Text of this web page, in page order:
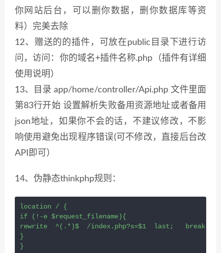
你网站后台，可以删你数据，删你数据库等资
料）完美去除
12、赠送的的插件，可放在public目录下进行访
问，访问：你的域名+插件名称.php（插件有详细
使用说明）
13、目录 app/home/controller/Api.php 文件里面
第83行开始 设置解析失败备用资源地址或者备用
json地址，如果你不会的话，不建议修改，不影
响使用避免出现程序错误(可不修改，直接后台改
API即可）
14、伪静态thinkphp规则：
location / {
if (!-e $request_filename){
rewrite  ^(.*)$  /index.php?s=$1  last;   break;
}
}